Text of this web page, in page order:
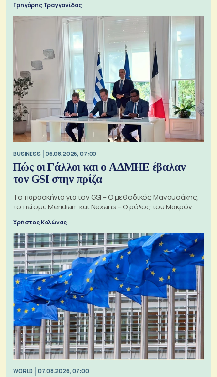
Γρηγόρης Τραγγανίδας
BUSINESS 06.08.2026, 07:00
Πώς οι Γάλλοι και ο ΑΔΜΗΕ έβαλαν
τον GSI στην πρίζα
Το παρασκήνιο για τον GSI – Ο μεθοδικός Μανουσάκης,
το πείσμα Meridiam και Nexans – Ο ρόλος του Μακρόν
Χρήστος Κολώνας
WORLD 07.08.2026, 07:00